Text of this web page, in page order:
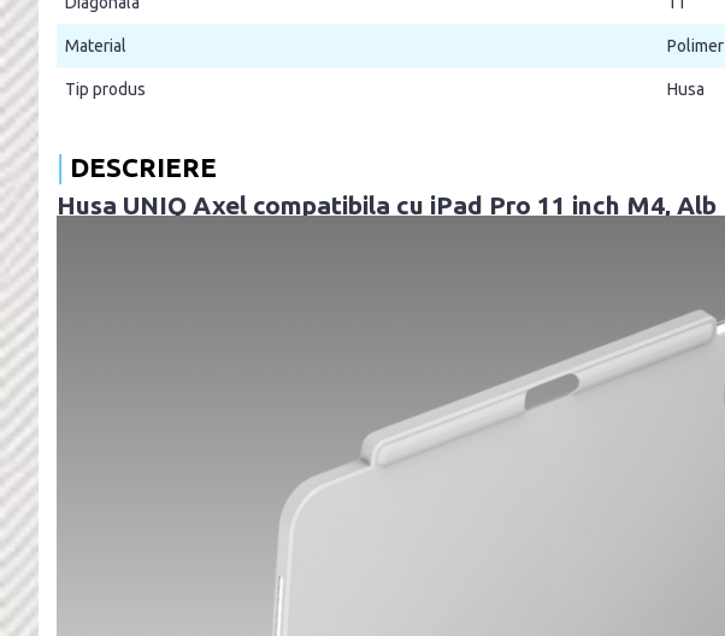
Material Polimer
Tip produs Husa
DESCRIERE
Husa UNIQ Axel compatibila cu iPad Pro 11 inch M4, Alb